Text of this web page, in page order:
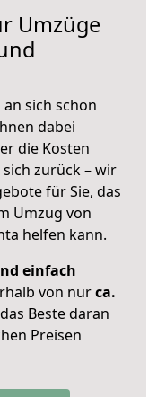
Umzüge
sich schon
dabei
die Kosten
sich zurück – wir
für Sie, das
Umzug von
helfen kann.
einfach
von nurca.
Beste daran
Preisen